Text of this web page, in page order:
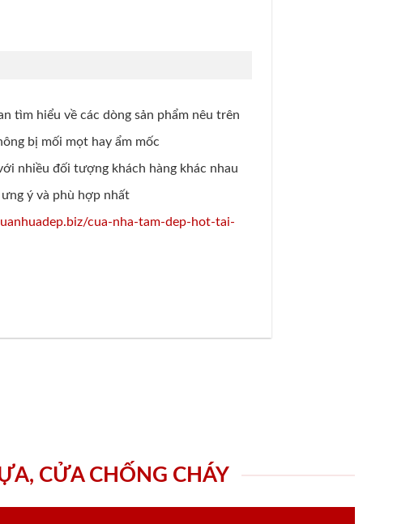
tìm hiểu về các dòng sản phẩm nêu trên
bị mối mọt hay ẩm mốc
nhiều đối tượng khách hàng khác nhau
ý và phù hợp nhất
cua-nha-tam-dep-hot-tai-
CỬA CHỐNG CHÁY